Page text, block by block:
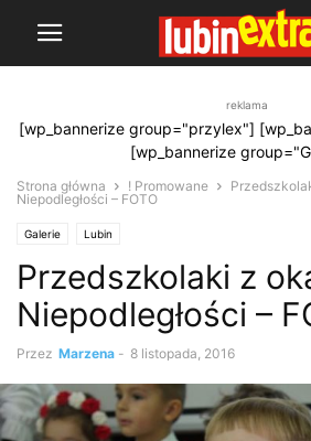
reklama
[wp_bannerize group="przylex"]
[wp_bannerize
Strona główna ! Promowane
Niepodległości – FOTO
Galerie Lubin
Przedszkolaki z
Niepodległości –
Przez Marzena - 8 listopada, 2016